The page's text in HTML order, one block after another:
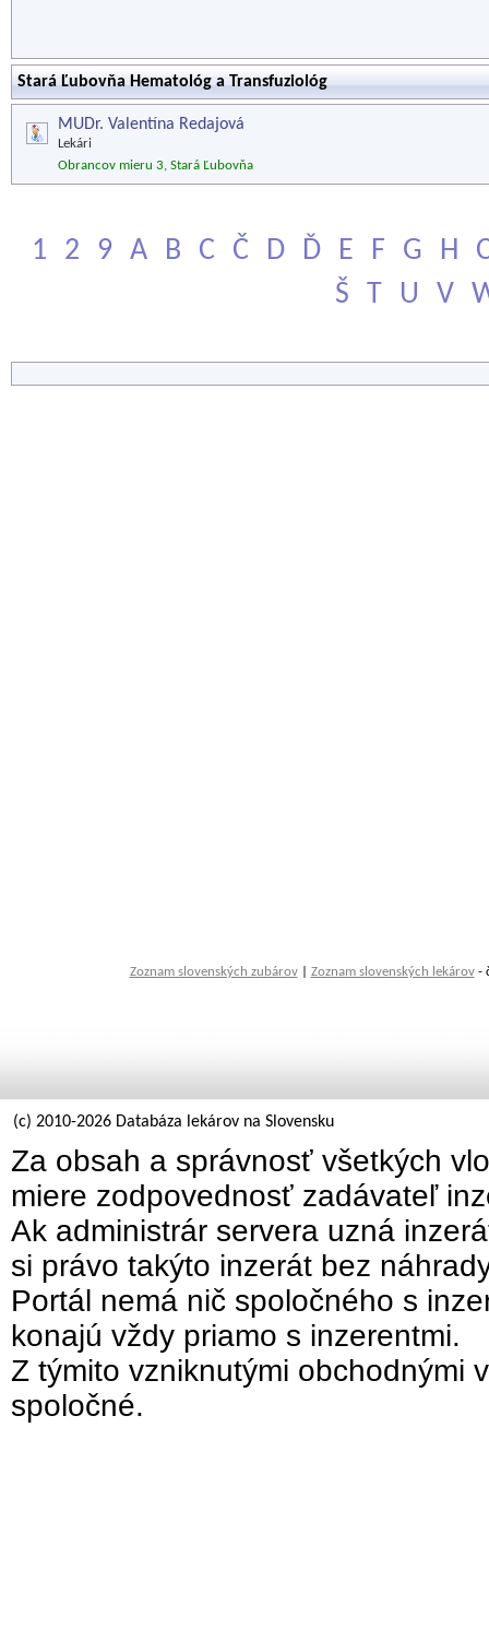
Stará Ľubovňa Hematológ a Transfuziológ
MUDr. Valentína Redajová
Lekári
Obrancov mieru 3, Stará Ľubovňa
1 2 9 A B C Č D Ď E F G H
Š
T U V
Zoznam slovenských zubárov| Zoznam slovenských lekárov-
(c) 2010-2026 Databáza lekárov na Slovensku
Za obsah a správnosť všetkých
miere zodpovednosť zadávateľ
Ak administrár servera uzná
si právo takýto inzerát bez
Portál nemá nič spoločného s
konajú vždy priamo s inzerentmi.
Z týmito vzniknutými obchodnými
spoločné.